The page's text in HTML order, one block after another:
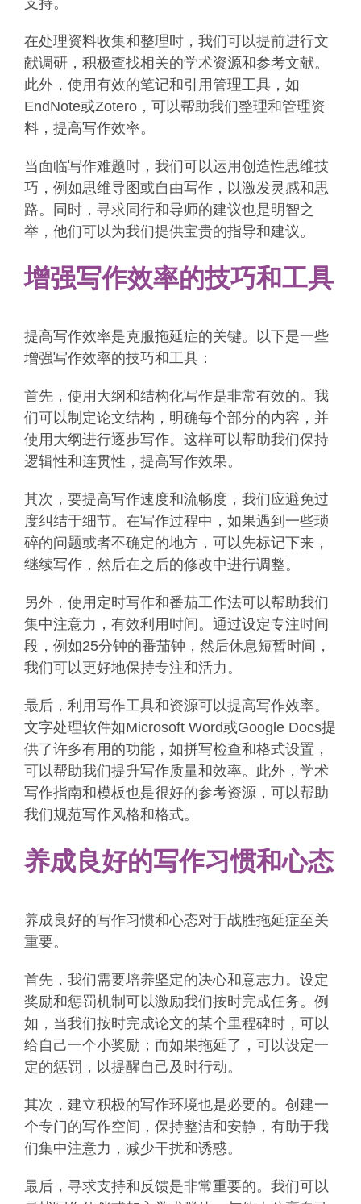
支持。
在处理资料收集和整理时，我们可以提前进行文
献调研，积极查找相关的学术资源和参考文献。
此外，使用有效的笔记和引用管理工具，如
EndNote或Zotero，可以帮助我们整理和管理资
料，提高写作效率。
当面临写作难题时，我们可以运用创造性思维技
巧，例如思维导图或自由写作，以激发灵感和思
路。同时，寻求同行和导师的建议也是明智之
举，他们可以为我们提供宝贵的指导和建议。
增强写作效率的技巧和工具
提高写作效率是克服拖延症的关键。以下是一些
增强写作效率的技巧和工具：
首先，使用大纲和结构化写作是非常有效的。我
们可以制定论文结构，明确每个部分的内容，并
使用大纲进行逐步写作。这样可以帮助我们保持
逻辑性和连贯性，提高写作效果。
其次，要提高写作速度和流畅度，我们应避免过
度纠结于细节。在写作过程中，如果遇到一些琐
碎的问题或者不确定的地方，可以先标记下来，
继续写作，然后在之后的修改中进行调整。
另外，使用定时写作和番茄工作法可以帮助我们
集中注意力，有效利用时间。通过设定专注时间
段，例如25分钟的番茄钟，然后休息短暂时间，
我们可以更好地保持专注和活力。
最后，利用写作工具和资源可以提高写作效率。
文字处理软件如Microsoft Word或Google Docs提
供了许多有用的功能，如拼写检查和格式设置，
可以帮助我们提升写作质量和效率。此外，学术
写作指南和模板也是很好的参考资源，可以帮助
我们规范写作风格和格式。
养成良好的写作习惯和心态
养成良好的写作习惯和心态对于战胜拖延症至关
重要。
首先，我们需要培养坚定的决心和意志力。设定
奖励和惩罚机制可以激励我们按时完成任务。例
如，当我们按时完成论文的某个里程碑时，可以
给自己一个小奖励；而如果拖延了，可以设定一
定的惩罚，以提醒自己及时行动。
其次，建立积极的写作环境也是必要的。创建一
个专门的写作空间，保持整洁和安静，有助于我
们集中注意力，减少干扰和诱惑。
最后，寻求支持和反馈是非常重要的。我们可以